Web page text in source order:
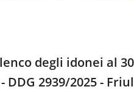
degli idonei al
2939/2025 -